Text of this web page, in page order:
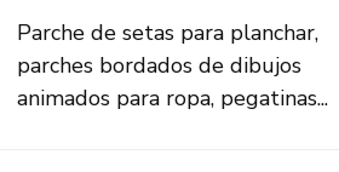
Parche de setas para planchar,
parches bordados de dibujos
animados para ropa, pegatinas...